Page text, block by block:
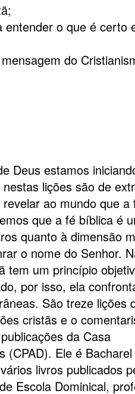
o que é certo
do
Deus estamos
lições são de
ao mundo que a
que a fé bíblica é
quanto à dimensão
o nome do Senhor.
tem um princípio
por isso, ela
São treze lições
cristãs e o
da Casa
(CPAD). Ele é
livros publicados
Escola Dominical,